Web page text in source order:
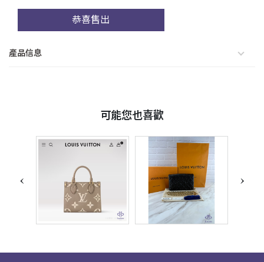
恭喜售出
產品信息
可能您也喜歡
‹ ›